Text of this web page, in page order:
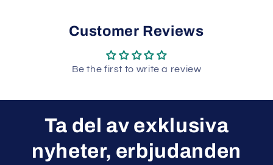
Customer Reviews
Be the first to write a review
Ta del av exklusiva
nyheter, erbjudanden